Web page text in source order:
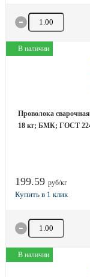
Количество товара
В наличии
Проволока
18 кг; БМК; ГОСТ
199.59 руб/кг
Количество товара
В наличии